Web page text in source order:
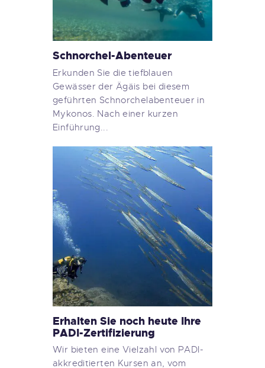
Schnorchel-Abenteuer
Erkunden Sie die tiefblauen
Gewässer der Ägäis bei diesem
geführten Schnorchelabenteuer in
Mykonos. Nach einer kurzen
Einführung...
Erhalten Sie noch heute Ihre
PADI-Zertifizierung
Wir bieten eine Vielzahl von PADI-
akkreditierten Kursen an, vom